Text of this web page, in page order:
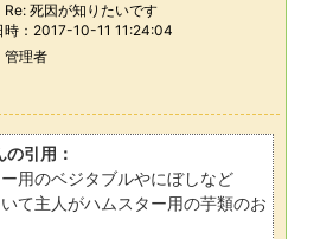
Re: 死因が知りたいです
： 2017-10-11 11:24:04
管理者
引用：
用のベジタブルやにぼしなど
て主人がハムスター用の芋類のお